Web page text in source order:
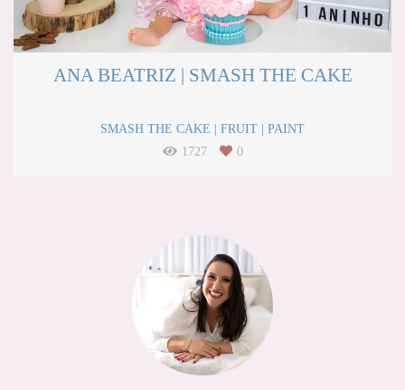
ANA BEATRIZ | SMASH THE CAKE
SMASH THE CAKE | FRUIT | PAINT
1727
0